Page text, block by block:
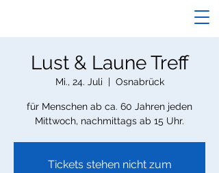
Lust & Laune Treff
Mi., 24. Juli
  |
Osnabrück
für Menschen ab ca. 60 Jahren jeden
Mittwoch, nachmittags ab 15 Uhr.
Tickets stehen nicht zum